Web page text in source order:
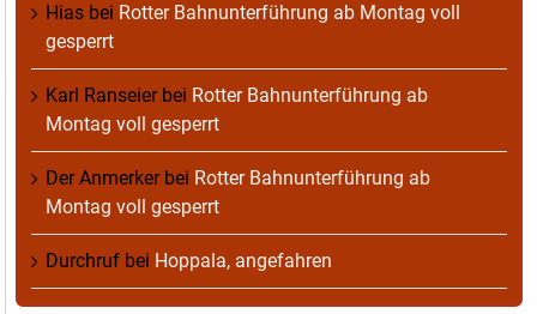
Hias bei Rotter Bahnunterführung ab Montag voll
gesperrt
Karl Ranseierbei Rotter Bahnunterführung ab
Montag voll gesperrt
Der Anmerkerbei Rotter Bahnunterführung ab
Montag voll gesperrt
Durchruf bei Hoppala, angefahren